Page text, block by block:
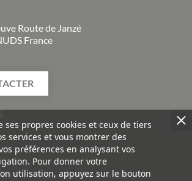
Route de Janzé
France
et retours
Paiement sécurisé
ses propres cookies et ceux de tiers
services et vous montrer des
préférences en analysant vos
Pour donner votre
utilisation, appuyez sur le bouton